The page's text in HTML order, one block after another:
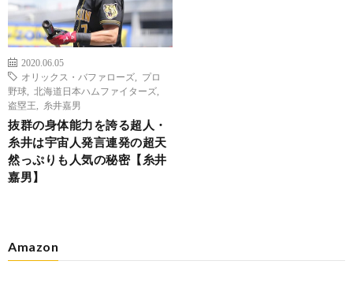
2020.06.05
オリックス・バファローズ
プロ
野球
北海道日本ハムファイターズ
盗塁王
糸井嘉男
抜群の身体能力を誇る超人・
糸井は宇宙人発言連発の超天
然っぷりも人気の秘密【糸井
嘉男】
Amazon